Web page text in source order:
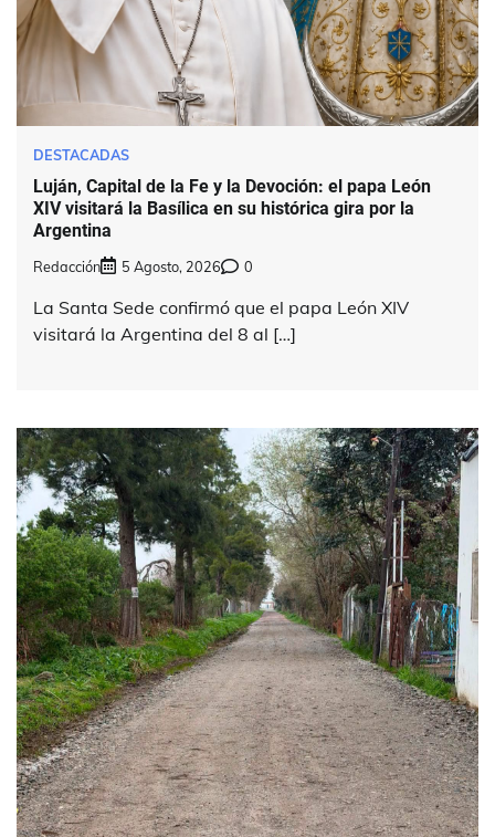
DESTACADAS
Luján, Capital de la Fe y la Devoción: el papa León
XIV visitará la Basílica en su histórica gira por la
Argentina
Redacción 5 Agosto, 2026 0
La Santa Sede confirmó que el papa León XIV
visitará la Argentina del 8 al […]